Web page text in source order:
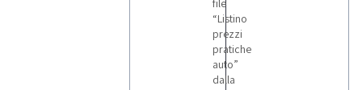
file
“Listino
prezzi
pratiche
auto”
dalla